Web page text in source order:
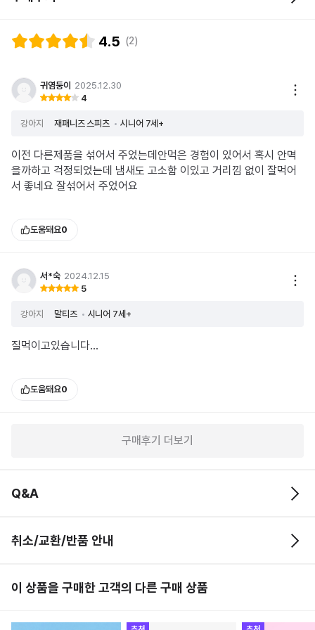
4.5 (2)
귀염둥이
2025.12.30
4
강아지 재패니즈 스피츠 시니어 7세+
이전 다른제품을 섞어서 주었는데안먹은 경험이 있어서 혹시 안멱
을까하고 걱정되었는데 냄새도 고소함 이있고 거리낌 없이 잘먹어
서 좋네요 잘섞어서 주었어요
도움돼요0
서*숙 2024.12.15
5
강아지 말티즈 시니어 7세+
질먹이고있습니다...
도움돼요0
구매후기 더보기
Q&A
취소/교환/반품 안내
이 상품을 구매한 고객의 다른 구매 상품